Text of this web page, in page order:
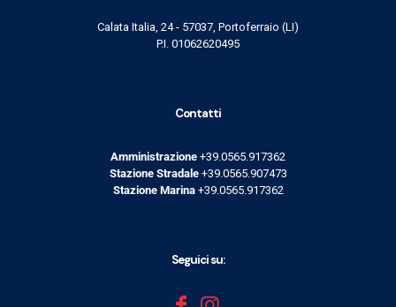
Calata Italia, 24 - 57037, Portoferraio (LI)
P.I. 01062620495
Contatti
Amministrazione +39.0565.917362
Stazione Stradale +39.0565.907473
Stazione Marina +39.0565.917362
Seguici su: